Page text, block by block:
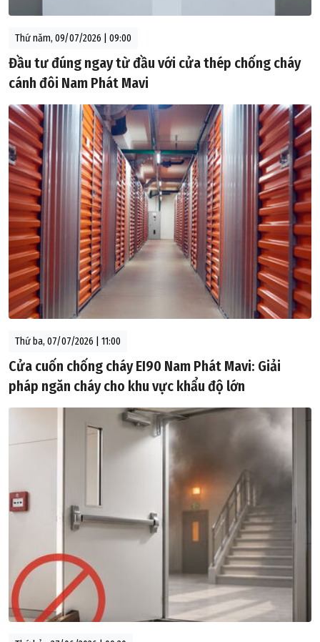
Thứ năm, 09/07/2026 | 09:00
Đầu tư đúng ngay từ đầu với cửa thép chống cháy
cánh đôi Nam Phát Mavi
Thứ ba, 07/07/2026 | 11:00
Cửa cuốn chống cháy EI90 Nam Phát Mavi: Giải
pháp ngăn cháy cho khu vực khẩu độ lớn